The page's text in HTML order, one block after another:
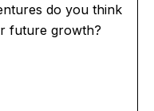
do you think
future growth?